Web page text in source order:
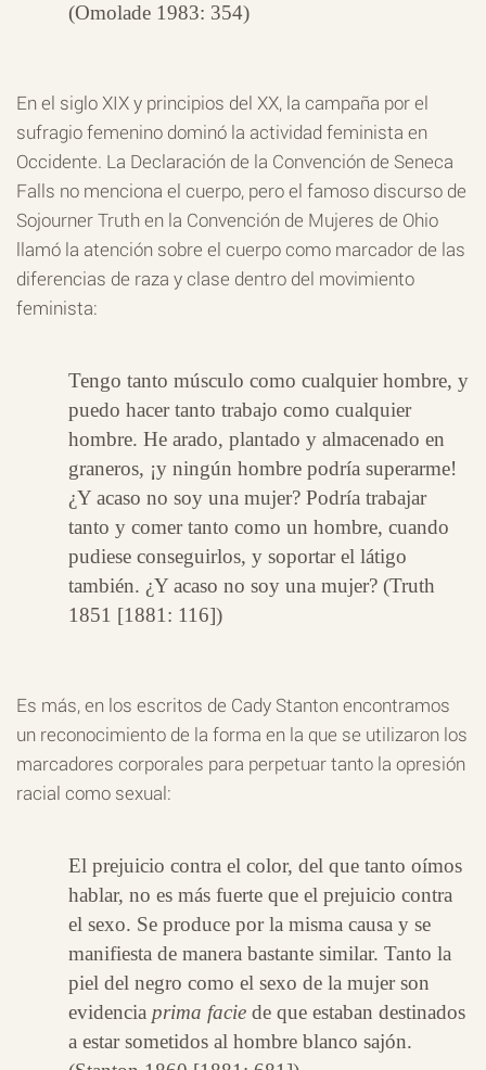
(Omolade 1983: 354)
En el siglo XIX y principios del XX, la campaña por el
sufragio femenino dominó la actividad feminista en
Occidente. La Declaración de la Convención de Seneca
Falls no menciona el cuerpo, pero el famoso discurso de
Sojourner Truth en la Convención de Mujeres de Ohio
llamó la atención sobre el cuerpo como marcador de las
diferencias de raza y clase dentro del movimiento
feminista:
Tengo tanto músculo como cualquier hombre, y
puedo hacer tanto trabajo como cualquier
hombre. He arado, plantado y almacenado en
graneros, ¡y ningún hombre podría superarme!
¿Y acaso no soy una mujer? Podría trabajar
tanto y comer tanto como un hombre, cuando
pudiese conseguirlos, y soportar el látigo
también. ¿Y acaso no soy una mujer? (Truth
1851 [1881: 116])
Es más, en los escritos de Cady Stanton encontramos
un reconocimiento de la forma en la que se utilizaron los
marcadores corporales para perpetuar tanto la opresión
racial como sexual:
El prejuicio contra el color, del que tanto oímos
hablar, no es más fuerte que el prejuicio contra
el sexo. Se produce por la misma causa y se
manifiesta de manera bastante similar. Tanto la
piel del negro como el sexo de la mujer son
evidencia prima facie de que estaban destinados
a estar sometidos al hombre blanco sajón.